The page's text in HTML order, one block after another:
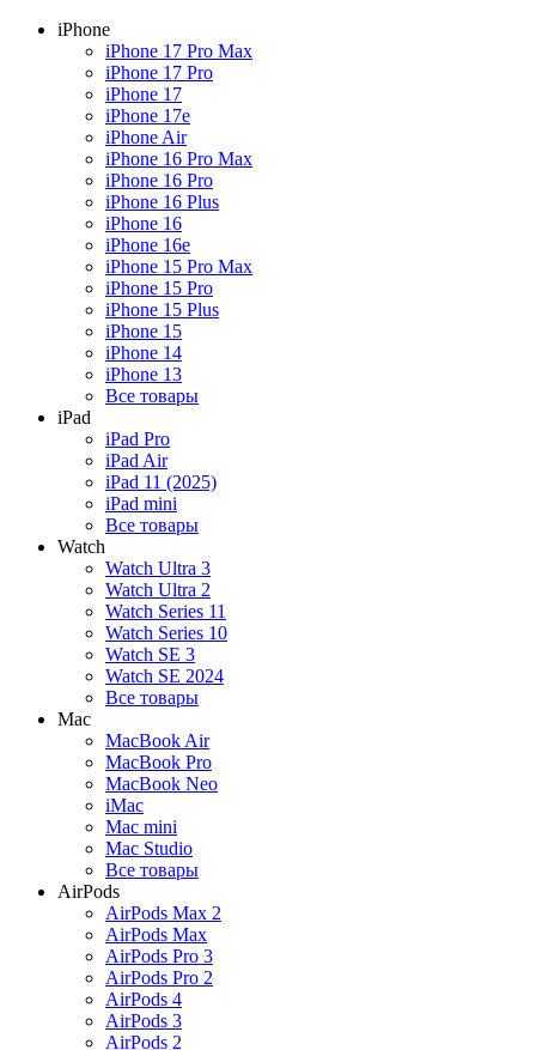
iPhone
iPhone 17 Pro Max
iPhone 17 Pro
iPhone 17
iPhone 17e
iPhone Air
iPhone 16 Pro Max
iPhone 16 Pro
iPhone 16 Plus
iPhone 16
iPhone 16e
iPhone 15 Pro Max
iPhone 15 Pro
iPhone 15 Plus
iPhone 15
iPhone 14
iPhone 13
Все товары
iPad
iPad Pro
iPad Air
iPad 11 (2025)
iPad mini
Все товары
Watch
Watch Ultra 3
Watch Ultra 2
Watch Series 11
Watch Series 10
Watch SE 3
Watch SE 2024
Все товары
Mac
MacBook Air
MacBook Pro
MacBook Neo
iMac
Mac mini
Mac Studio
Все товары
AirPods
AirPods Max 2
AirPods Max
AirPods Pro 3
AirPods Pro 2
AirPods 4
AirPods 3
AirPods 2